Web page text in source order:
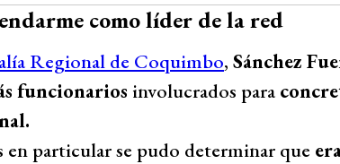
como líder de la red
Regional de Coquimbo, Sánchez
funcionarios involucrados para
en particular se pudo determinar que